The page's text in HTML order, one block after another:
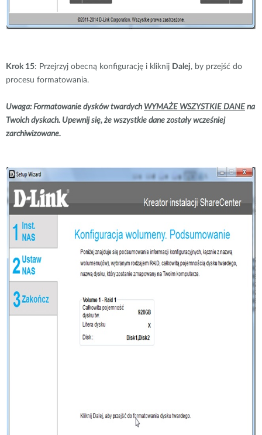
Krok 15: Przejrzyj obecną konfigurację i kliknij Dalej, by przejść do
procesu formatowania.
Uwaga: Formatowanie dysków twardych WYMAŻE WSZYSTKIE DANE na
Twoich dyskach. Upewnij się, że wszystkie dane zostały wcześniej
zarchiwizowane.